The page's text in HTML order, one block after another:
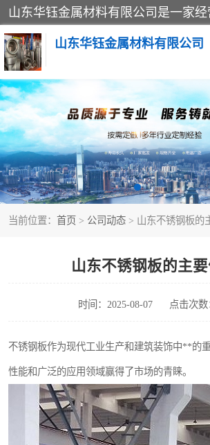
山东华钰金属材料有限公司
当前位置： 首页 > 公司动态 > 山东不锈钢板的
山东不锈钢板的主要
时间：2025-08-07 点击次数
不锈钢板作为现代工业生产和建筑装饰中**的
性能和广泛的应用领域赢得了市场的青睐。
不锈钢管
管件标准件
不锈钢人孔
不锈钢角钢